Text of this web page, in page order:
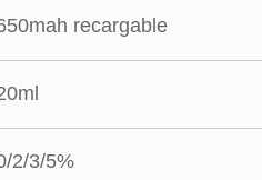
recargable
2/3/5%